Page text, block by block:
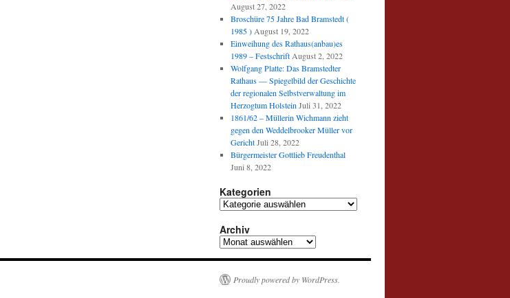
August 27, 2022
Broschüre 75 Jahre Bad Bramstedt (
1985 ) August 19, 2022
Einweihung des Rathaus(anbau)es
1989 – Festschrift August 2, 2022
Wolfgang Platte: Das Bramstedter
Rathaus — Spiegelbild der Geschichte
der regionalen Selbstverwaltung im
Herzogtum Holstein Juli 31, 2022
1861/62 – Müllerin Wichmann zieht
gegen den Weddelbrooker Müller vor
Gericht Juli 28, 2022
Bürgermeister Gottlieb Freudenthal
Juni 8, 2022
Kategorien
Kategorien
Archiv
Archiv
Proudly powered by WordPress.